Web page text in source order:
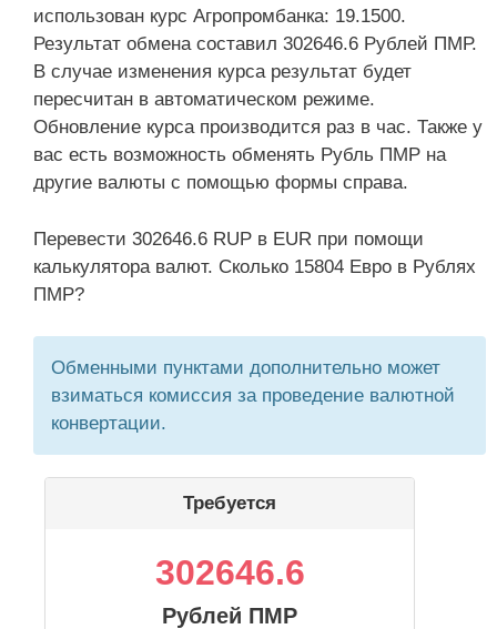
использован курс Агропромбанка: 19.1500.
Результат обмена составил 302646.6 Рублей ПМР.
В случае изменения курса результат будет
пересчитан в автоматическом режиме.
Обновление курса производится раз в час. Также у
вас есть возможность обменять Рубль ПМР на
другие валюты с помощью формы справа.
Перевести 302646.6 RUP в EUR при помощи
калькулятора валют. Сколько 15804 Евро в Рублях
ПМР?
Обменными пунктами дополнительно может
взиматься комиссия за проведение валютной
конвертации.
Требуется
302646.6
Рублей ПМР